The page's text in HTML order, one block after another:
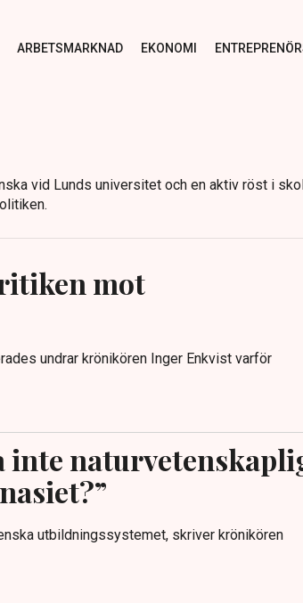
ARBETSMARKNAD EKONOMI
vid Lunds universitet och en aktiv röst i
mot
undrar krönikören Inger Enkvist varför
inte
utbildningssystemet, skriver krönikören